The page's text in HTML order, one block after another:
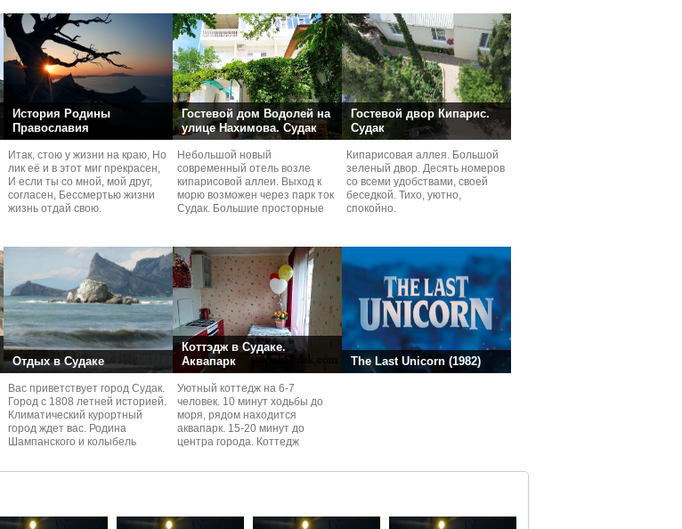
История Родины
Православия
Итак, стою у жизни на краю, Но
лик её и в этот миг прекрасен,
И если ты со мной, мой друг,
согласен, Бессмертью жизни
жизнь отдай свою.
Гостевой дом Водолей на
улице Нахимова. Судак
Небольшой новый
современный отель возле
кипарисовой аллеи. Выход к
морю возможен через парк ток
Судaк. Большие просторные
Гостевой двор Кипарис.
Судак
Кипарисовая аллея. Большой
зеленый двор. Десять номеров
со всеми удобствами, своей
беседкой. Тихо, уютно,
спокойно.
Отдых в Судаке
Вас приветствует город Судак.
Город с 1808 летней историей.
Климатический курортный
город ждет вас. Родина
Шампанского и колыбель
Коттэдж в Судаке.
Аквапарк
Уютный коттедж на 6-7
человек. 10 минут ходьбы до
моря, рядом находится
аквапарк. 15-20 минут до
центра города. Коттедж
The Last Unicorn (1982)